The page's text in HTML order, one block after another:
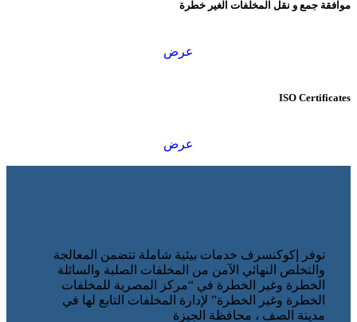
موافقة جمع و نقل المخلفات الغير خطرة
عرض
ISO Certificates
عرض
توفر إكوكنسرف خدمات بيئية شاملة تتضمن المعالجة
والتخلص النهائي الآمن من المخلفات الصلبة والسائلة
الخطرة وغير الخطرة في “مركز المصرية للمخلفات
الخطرة وغير الخطرة” لإدارة المخلفات التابع لها في
مدينة الصف ، محافظة الجيزة